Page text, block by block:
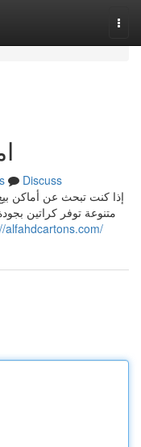
Discuss
إذا كنت تبحث عن أماكن
متنوعة توفر كراتين
alfahdcartons.com/